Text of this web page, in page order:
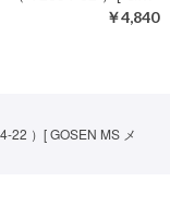
￥4,840
22 ）[ GOSEN MS メ